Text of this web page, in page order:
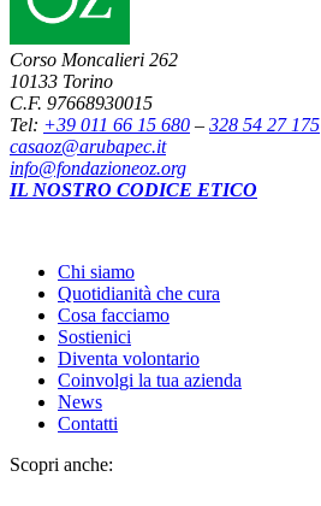
Corso Moncalieri 262
10133 Torino
C.F. 97668930015
Tel: +39 011 66 15 680 – 328 54 27 175
casaoz@arubapec.it
info@fondazioneoz.org
IL NOSTRO CODICE ETICO
Chi siamo
Quotidianità che cura
Cosa facciamo
Sostienici
Diventa volontario
Coinvolgi la tua azienda
News
Contatti
Scopri anche: